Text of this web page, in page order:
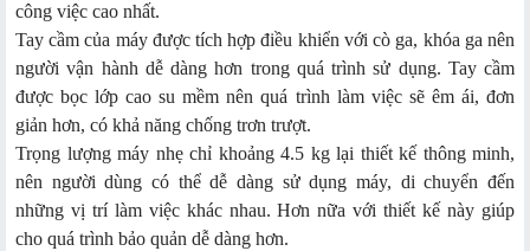
công việc cao nhất.
Tay cầm của máy được tích hợp điều khiển với cò ga, khóa ga nên
người vận hành dễ dàng hơn trong quá trình sử dụng. Tay cầm
được bọc lớp cao su mềm nên quá trình làm việc sẽ êm ái, đơn
giản hơn, có khả năng chống trơn trượt.
Trọng lượng máy nhẹ chỉ khoảng 4.5 kg lại thiết kế thông minh,
nên người dùng có thể dễ dàng sử dụng máy, di chuyển đến
những vị trí làm việc khác nhau. Hơn nữa với thiết kế này giúp
cho quá trình bảo quản dễ dàng hơn.